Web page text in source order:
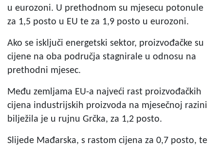
u eurozoni. U prethodnom su mjesecu potonule
za 1,5 posto u EU te za 1,9 posto u eurozoni.
Ako se isključi energetski sektor, proizvođačke su
cijene na oba područja stagnirale u odnosu na
prethodni mjesec.
Među zemljama EU-a najveći rast proizvođačkih
cijena industrijskih proizvoda na mjesečnoj razini
bilježila je u rujnu Grčka, za 1,2 posto.
Slijede Mađarska, s rastom cijena za 0,7 posto, te